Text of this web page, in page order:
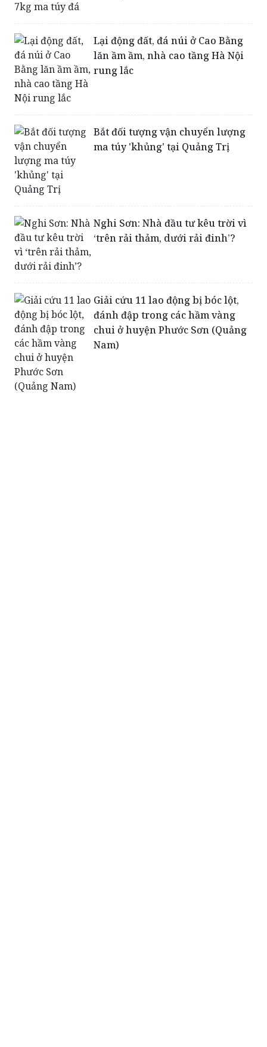
Lại động đất, đá núi ở Cao Bằng
lăn ầm ầm, nhà cao tầng Hà Nội
rung lắc
Bắt đối tượng vận chuyển lượng
ma túy 'khủng' tại Quảng Trị
Nghi Sơn: Nhà đầu tư kêu trời vì
‘trên rải thảm, dưới rải đinh’?
Giải cứu 11 lao động bị bóc lột,
đánh đập trong các hầm vàng
chui ở huyện Phước Sơn (Quảng
Nam)